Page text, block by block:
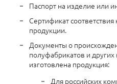
Паспорт на изделие или
Сертификат соответствия
продукции.
Документы о
полуфабрикатов и
изготовлена продукция:
Для российских